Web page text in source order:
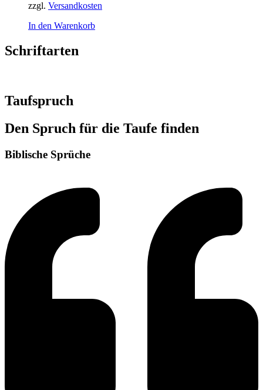
zzgl. Versandkosten
In den Warenkorb
Schriftarten
Taufspruch
Den Spruch für die Taufe finden
Biblische Sprüche